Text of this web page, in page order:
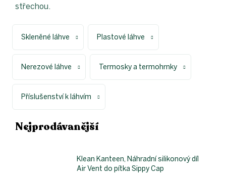
střechou.
Skleněné láhve Plastové láhve
Nerezové láhve Termosky a termohrnky
Příslušenství k láhvím
Nejprodávanější
Klean Kanteen, Náhradní silikonový díl
Air Vent do pítka Sippy Cap